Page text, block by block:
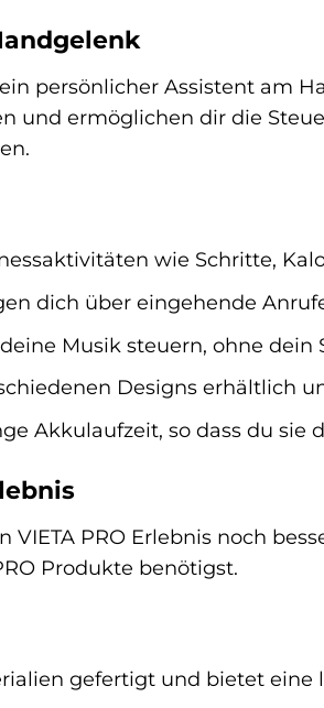
persönlicher Assistent am
ermöglichen dir die
wie Schritte,
dich über eingehende
Musik steuern, ohne
Designs erhältlich
Akkulaufzeit, so dass du sie
VIETA PRO Erlebnis noch
Produkte benötigst.
gefertigt und bietet eine